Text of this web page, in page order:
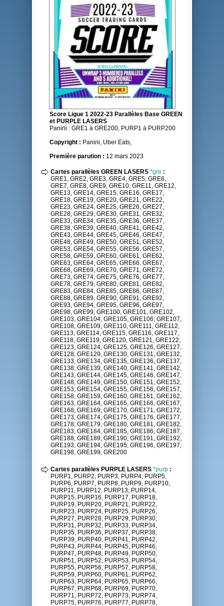
Score Ligue 1 2022-23 Parallèles Base GREEN
et PURPLE LASERS
Panini : GRE1 à GRE200, PURP1 à PURP200
Copyright : Panini, Uber Eats,
Première parution : 12 mars 2023
Cartes parallèles GREEN LASERS *gre :
GRE1, GRE2, GRE3, GRE4, GRE5, GRE6,
GRE7, GRE8, GRE9, GRE10, GRE11, GRE12,
GRE13, GRE14, GRE15, GRE16, GRE17,
GRE18, GRE19, GRE20, GRE21, GRE22,
GRE23, GRE24, GRE25, GRE26, GRE27,
GRE28, GRE29, GRE30, GRE31, GRE32,
GRE33, GRE34, GRE35, GRE36, GRE37,
GRE38, GRE39, GRE40, GRE41, GRE42,
GRE43, GRE44, GRE45, GRE46, GRE47,
GRE48, GRE49, GRE50, GRE51, GRE52,
GRE53, GRE54, GRE55, GRE56, GRE57,
GRE58, GRE59, GRE60, GRE61, GRE62,
GRE63, GRE64, GRE65, GRE66, GRE67,
GRE68, GRE69, GRE70, GRE71, GRE72,
GRE73, GRE74, GRE75, GRE76, GRE77,
GRE78, GRE79, GRE80, GRE81, GRE82,
GRE83, GRE84, GRE85, GRE86, GRE87,
GRE88, GRE89, GRE90, GRE91, GRE92,
GRE93, GRE94, GRE95, GRE96, GRE97,
GRE98, GRE99, GRE100, GRE101, GRE102,
GRE103, GRE104, GRE105, GRE106, GRE107,
GRE108, GRE109, GRE110, GRE111, GRE112,
GRE113, GRE114, GRE115, GRE116, GRE117,
GRE118, GRE119, GRE120, GRE121, GRE122,
GRE123, GRE124, GRE125, GRE126, GRE127,
GRE128, GRE129, GRE130, GRE131, GRE132,
GRE133, GRE134, GRE135, GRE136, GRE137,
GRE138, GRE139, GRE140, GRE141, GRE142,
GRE143, GRE144, GRE145, GRE146, GRE147,
GRE148, GRE149, GRE150, GRE151, GRE152,
GRE153, GRE154, GRE155, GRE156, GRE157,
GRE158, GRE159, GRE160, GRE161, GRE162,
GRE163, GRE164, GRE165, GRE166, GRE167,
GRE168, GRE169, GRE170, GRE171, GRE172,
GRE173, GRE174, GRE175, GRE176, GRE177,
GRE178, GRE179, GRE180, GRE181, GRE182,
GRE183, GRE184, GRE185, GRE186, GRE187,
GRE188, GRE189, GRE190, GRE191, GRE192,
GRE193, GRE194, GRE195, GRE196, GRE197,
GRE198, GRE199, GRE200
Cartes parallèles PURPLE LASERS *purp :
PURP1, PURP2, PURP3, PURP4, PURP5,
PURP6, PURP7, PURP8, PURP9, PURP10,
PURP11, PURP12, PURP13, PURP14,
PURP15, PURP16, PURP17, PURP18,
PURP19, PURP20, PURP21, PURP22,
PURP23, PURP24, PURP25, PURP26,
PURP27, PURP28, PURP29, PURP30,
PURP31, PURP32, PURP33, PURP34,
PURP35, PURP36, PURP37, PURP38,
PURP39, PURP40, PURP41, PURP42,
PURP43, PURP44, PURP45, PURP46,
PURP47, PURP48, PURP49, PURP50,
PURP51, PURP52, PURP53, PURP54,
PURP55, PURP56, PURP57, PURP58,
PURP59, PURP60, PURP61, PURP62,
PURP63, PURP64, PURP65, PURP66,
PURP67, PURP68, PURP69, PURP70,
PURP71, PURP72, PURP73, PURP74,
PURP75, PURP76, PURP77, PURP78,